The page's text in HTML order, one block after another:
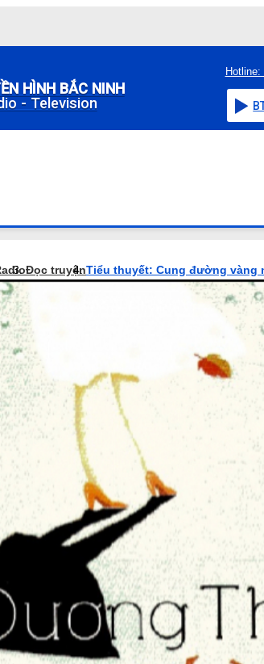
HÌNH BẮC NINH
- Television
Đọc truyệnTiểu thuyết: Cung đường vàng